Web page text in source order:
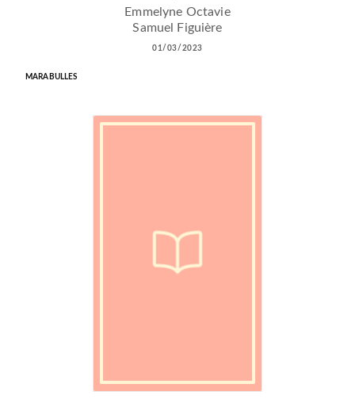
Emmelyne Octavie
Samuel Figuière
01/03/2023
MARABULLES